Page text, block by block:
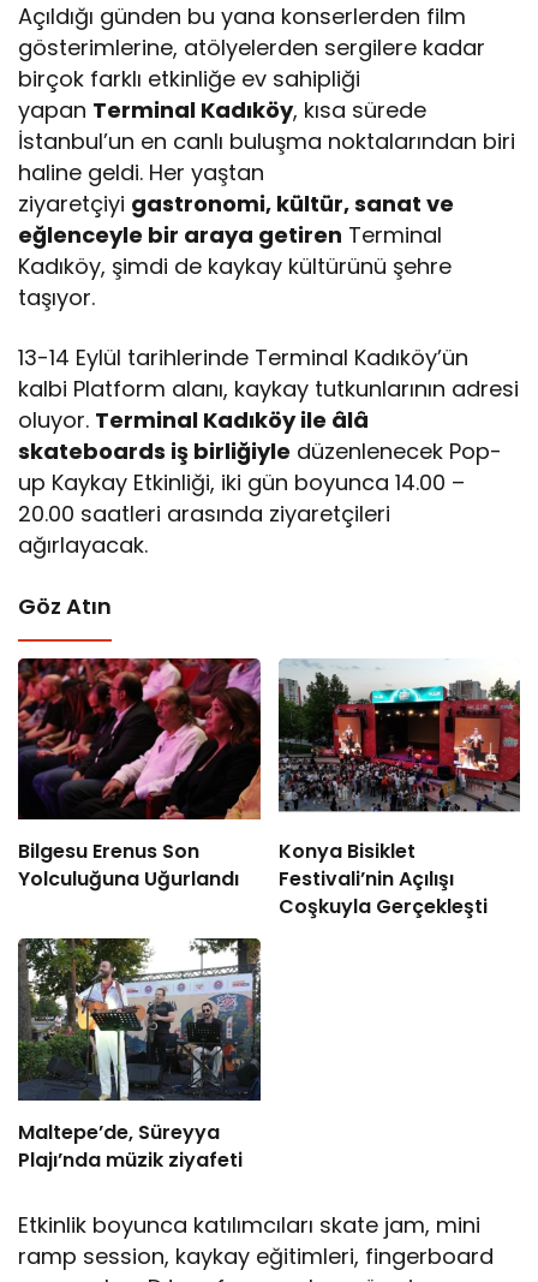
Açıldığı günden bu yana konserlerden film
gösterimlerine, atölyelerden sergilere kadar
birçok farklı etkinliğe ev sahipliği
yapan Terminal Kadıköy, kısa sürede
İstanbul’un en canlı buluşma noktalarından biri
haline geldi. Her yaştan
ziyaretçiyi gastronomi, kültür, sanat ve
eğlenceyle bir araya getiren Terminal
Kadıköy, şimdi de kaykay kültürünü şehre
taşıyor.
13-14 Eylül tarihlerinde Terminal Kadıköy’ün
kalbi Platform alanı, kaykay tutkunlarının adresi
oluyor. Terminal Kadıköy ile âlâ
skateboards iş birliğiyle düzenlenecek Pop-
up Kaykay Etkinliği, iki gün boyunca 14.00 –
20.00 saatleri arasında ziyaretçileri
ağırlayacak.
Göz Atın
Bilgesu Erenus Son
Yolculuğuna Uğurlandı
Konya Bisiklet
Festivali’nin Açılışı
Coşkuyla Gerçekleşti
Maltepe’de, Süreyya
Plajı’nda müzik ziyafeti
Etkinlik boyunca katılımcıları skate jam, mini
ramp session, kaykay eğitimleri, fingerboard